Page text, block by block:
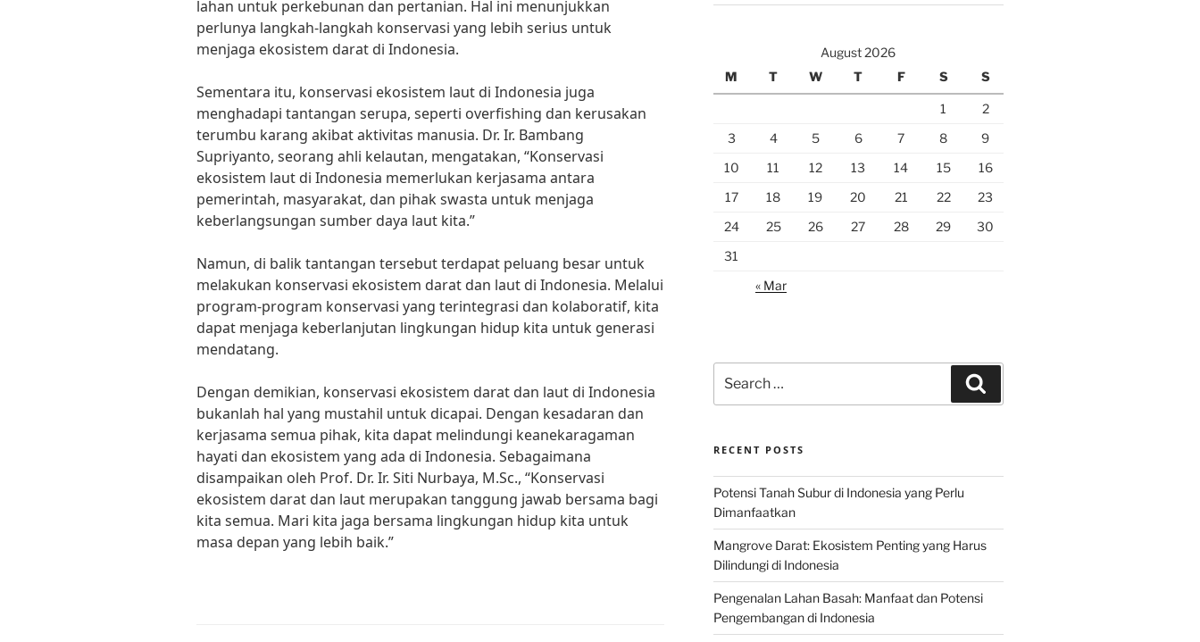
lahan untuk perkebunan dan pertanian. Hal ini menunjukkan
perlunya langkah-langkah konservasi yang lebih serius untuk
menjaga ekosistem darat di Indonesia.
Sementara itu, konservasi ekosistem laut di Indonesia juga
menghadapi tantangan serupa, seperti overfishing dan kerusakan
terumbu karang akibat aktivitas manusia. Dr. Ir. Bambang
Supriyanto, seorang ahli kelautan, mengatakan, “Konservasi
ekosistem laut di Indonesia memerlukan kerjasama antara
pemerintah, masyarakat, dan pihak swasta untuk menjaga
keberlangsungan sumber daya laut kita.”
Namun, di balik tantangan tersebut terdapat peluang besar untuk
melakukan konservasi ekosistem darat dan laut di Indonesia. Melalui
program-program konservasi yang terintegrasi dan kolaboratif, kita
dapat menjaga keberlanjutan lingkungan hidup kita untuk generasi
mendatang.
Dengan demikian, konservasi ekosistem darat dan laut di Indonesia
bukanlah hal yang mustahil untuk dicapai. Dengan kesadaran dan
kerjasama semua pihak, kita dapat melindungi keanekaragaman
hayati dan ekosistem yang ada di Indonesia. Sebagaimana
disampaikan oleh Prof. Dr. Ir. Siti Nurbaya, M.Sc., “Konservasi
ekosistem darat dan laut merupakan tanggung jawab bersama bagi
kita semua. Mari kita jaga bersama lingkungan hidup kita untuk
masa depan yang lebih baik.”
August 2026
M
T W T F S S
1
2
3
4 5 6 7 8
9
10
11 12 13 14 15
16
17
18 19 20 21 22
23
24
25 26 27 28 29
30
31
« Mar
for:
RECENT POSTS
Potensi Tanah Subur di Indonesia yang Perlu
Dimanfaatkan
Mangrove Darat: Ekosistem Penting yang Harus
Dilindungi di Indonesia
Pengenalan Lahan Basah: Manfaat dan Potensi
Pengembangan di Indonesia